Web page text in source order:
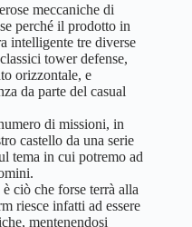
meccaniche di
perché il prodotto in
intelligente tre diverse
tower defense,
orizzontale, e
da parte del casual
di missioni, in
castello da una serie
tema in cui potremo ad
ciò che forse terrà alla
riesce infatti ad essere
mentenendosi